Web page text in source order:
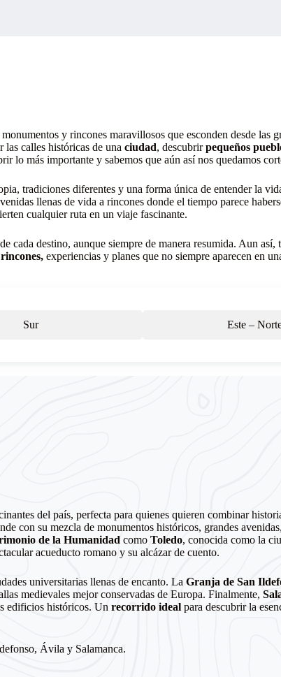
y rincones maravillosos que esconden desde las
las calles históricas de una ciudad, descubrirpequeños
lo más importante y sabemos que aún así nos quedamos
tradiciones diferentes y una forma única de entender la
llenas de vida a rincones donde el tiempo parece
cualquier ruta en un viaje fascinante.
de cada destino, aunque siempre de manera resumida. Aun así,
experiencias y planes que no siempre aparecen en
Sur Este –
del país, perfecta para quienes quieren combinar
con su mezcla de monumentos históricos, grandes
de la HumanidadcomoToledo, conocida como la
acueducto romano y su alcázar de cuento.
universitarias llenas de encanto. La Granja de San
medievales mejor conservadas de Europa. Finalmente,
edificios históricos. Unrecorrido ideal para descubrir la
Ávila y Salamanca.